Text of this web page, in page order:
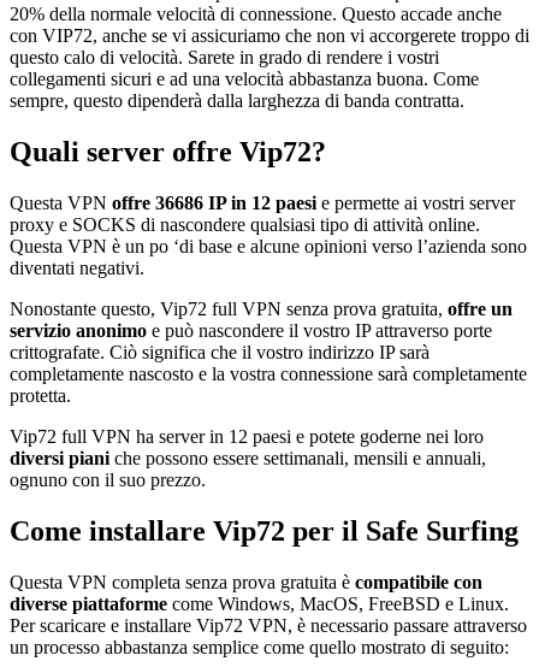
20% della normale velocità di connessione. Questo accade anche
con VIP72, anche se vi assicuriamo che non vi accorgerete troppo di
questo calo di velocità. Sarete in grado di rendere i vostri
collegamenti sicuri e ad una velocità abbastanza buona. Come
sempre, questo dipenderà dalla larghezza di banda contratta.
Quali server offre Vip72?
Questa VPN offre 36686 IP in 12 paesi e permette ai vostri server
proxy e SOCKS di nascondere qualsiasi tipo di attività online.
Questa VPN è un po ‘di base e alcune opinioni verso l’azienda sono
diventati negativi.
Nonostante questo, Vip72 full VPN senza prova gratuita, offre un
servizio anonimo e può nascondere il vostro IP attraverso porte
crittografate. Ciò significa che il vostro indirizzo IP sarà
completamente nascosto e la vostra connessione sarà completamente
protetta.
Vip72 full VPN ha server in 12 paesi e potete goderne nei loro
diversi piani che possono essere settimanali, mensili e annuali,
ognuno con il suo prezzo.
Come installare Vip72 per il Safe Surfing
Questa VPN completa senza prova gratuita è compatibile con
diverse piattaforme come Windows, MacOS, FreeBSD e Linux.
Per scaricare e installare Vip72 VPN, è necessario passare attraverso
un processo abbastanza semplice come quello mostrato di seguito: